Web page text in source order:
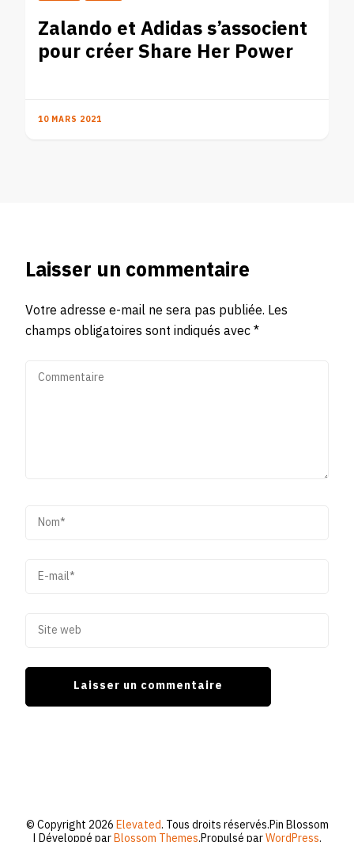
Zalando et Adidas s’associent
pour créer Share Her Power
10 MARS 2021
Laisser un commentaire
Votre adresse e-mail ne sera pas publiée. Les
champs obligatoires sont indiqués avec*
© Copyright 2026Elevated. Tous droits réservés.Pin Blossom
| Développé parBlossom Themes.Propulsé parWordPress.